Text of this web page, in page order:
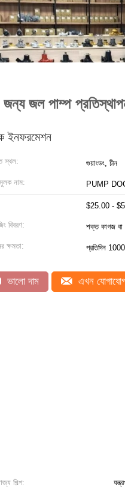
জল পাম্প
ইনফরমেশন
স্থল: গুয়াংডং, চীন
নাম: PUMP
$25.00 -
বিবরণ: শক্ত কাগজ বা
ক্ষমতা: প্রতিদিন
ভালো দাম এখন
শিল্প: